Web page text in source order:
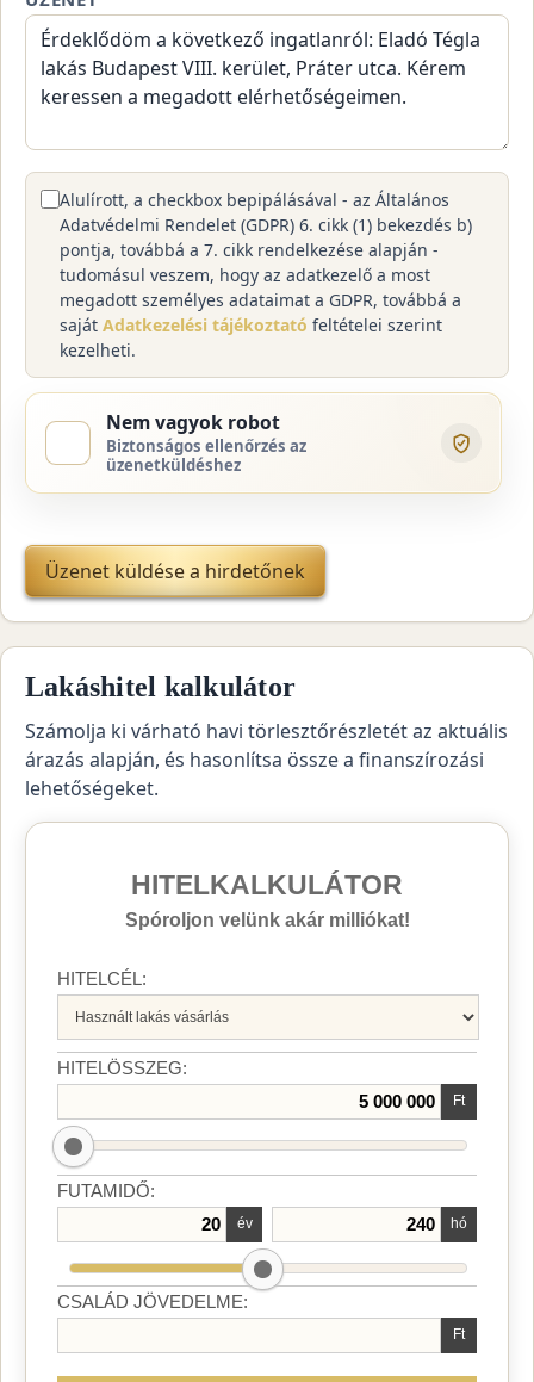
Alulírott, a checkbox bepipálásával - az Általános
Adatvédelmi Rendelet (GDPR) 6. cikk (1) bekezdés b)
pontja, továbbá a 7. cikk rendelkezése alapján -
tudomásul veszem, hogy az adatkezelő a most
megadott személyes adataimat a GDPR, továbbá a
saját Adatkezelési tájékoztató feltételei szerint
kezelheti.
Nem vagyok robot
Biztonságos ellenőrzés az
üzenetküldéshez
Üzenet küldése a hirdetőnek
Lakáshitel kalkulátor
Számolja ki várható havi törlesztőrészletét az aktuális
árazás alapján, és hasonlítsa össze a finanszírozási
lehetőségeket.